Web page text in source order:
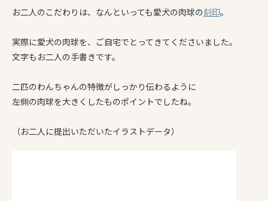
お二人のこだわりは、なんといっても愛犬の肉球の刻印。
実際に愛犬の肉球を、ご自宅でとってきてくださいました。
文字もお二人の手書きです。
二匹のわんちゃんの特徴がしっかり伝わるように
左側の肉球を大きくしたものポイントでしたね。
（お二人に提出いただいたイラストデータ）